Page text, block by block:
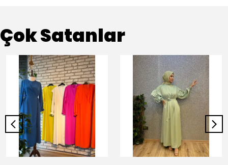
Çok Satanlar